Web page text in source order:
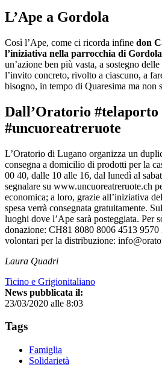
L’Ape a Gordola
Così l’Ape, come ci ricorda infine don
l’iniziativa nella parrocchia di Gordola
un’azione ben più vasta, a sostegno
l’invito concreto, rivolto a ciascuno, a
bisogno, in tempo di Quaresima ma non
Dall’Oratorio #telaporto
#uncuoreatreruote
L’Oratorio di Lugano organizza un
consegna a domicilio di prodotti per la
00 40, dalle 10 alle 16, dal lunedì al
segnalare su www.uncuoreatreruote.ch
economica; a loro, grazie all’iniziativa
spesa verrà consegnata gratuitamente.
luoghi dove l’Ape sarà posteggiata. Per
donazione: CH81 8080 8006 4513 9570
volontari per la distribuzione:
Laura Quadri
Ticino e Grigionitaliano
News pubblicata il:
23/03/2020 alle 8:03
Tags
Famiglia
Solidarietà